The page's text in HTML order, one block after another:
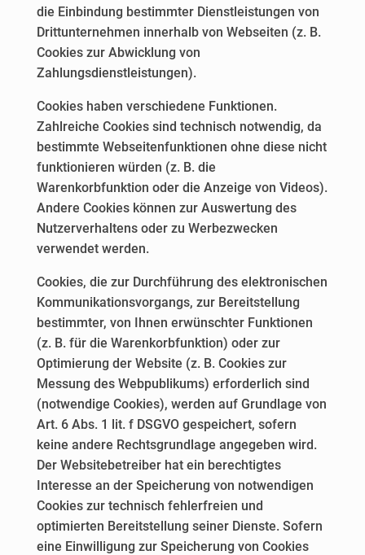
die Einbindung bestimmter Dienstleistungen von
Drittunternehmen innerhalb von Webseiten (z. B.
Cookies zur Abwicklung von
Zahlungsdienstleistungen).
Cookies haben verschiedene Funktionen.
Zahlreiche Cookies sind technisch notwendig, da
bestimmte Webseitenfunktionen ohne diese nicht
funktionieren würden (z. B. die
Warenkorbfunktion oder die Anzeige von Videos).
Andere Cookies können zur Auswertung des
Nutzerverhaltens oder zu Werbezwecken
verwendet werden.
Cookies, die zur Durchführung des elektronischen
Kommunikationsvorgangs, zur Bereitstellung
bestimmter, von Ihnen erwünschter Funktionen
(z. B. für die Warenkorbfunktion) oder zur
Optimierung der Website (z. B. Cookies zur
Messung des Webpublikums) erforderlich sind
(notwendige Cookies), werden auf Grundlage von
Art. 6 Abs. 1 lit. f DSGVO gespeichert, sofern
keine andere Rechtsgrundlage angegeben wird.
Der Websitebetreiber hat ein berechtigtes
Interesse an der Speicherung von notwendigen
Cookies zur technisch fehlerfreien und
optimierten Bereitstellung seiner Dienste. Sofern
eine Einwilligung zur Speicherung von Cookies